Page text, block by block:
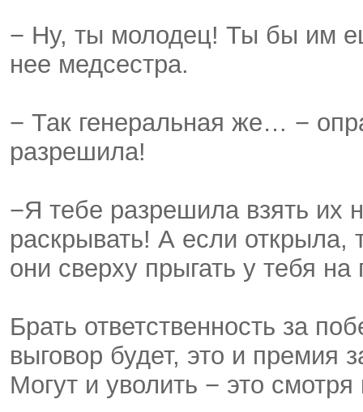
− Ну, ты молодец! Ты бы им
нее медсестра.
− Так генеральная же… −
разрешила!
−Я тебе разрешила взять их
раскрывать! А если
они сверху прыгать у тебя на
Брать ответственность за
выговор будет, это и премия
Могут и уволить − это